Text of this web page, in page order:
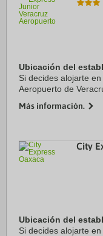
Ubicación del
Si decides alojarte
Aeropuerto de
Paseo del Malecón &
Más información.
City
Ubicación del
Si decides alojarte